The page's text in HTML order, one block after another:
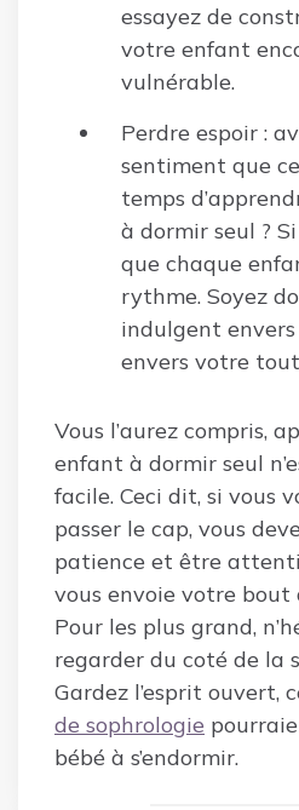
essayez de
votre enfant
vulnérable.
Perdre espoir :
sentiment que
temps
à dormir seul ?
que chaque
rythme. Soyez
indulgent
envers votre
Vous l’aurez compris,
enfant à dormir seul
facile. Ceci dit, si vous
passer le cap, vous
patience et être
vous envoie votre bout
Pour les plus grand,
regarder du coté de la
Gardez l’esprit ouvert,
de sophrologie
bébé à s’endormir.